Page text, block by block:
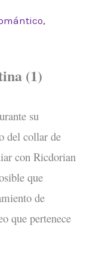
,
(1)
su
del collar de
con Ricdorian
que
de
que pertenece